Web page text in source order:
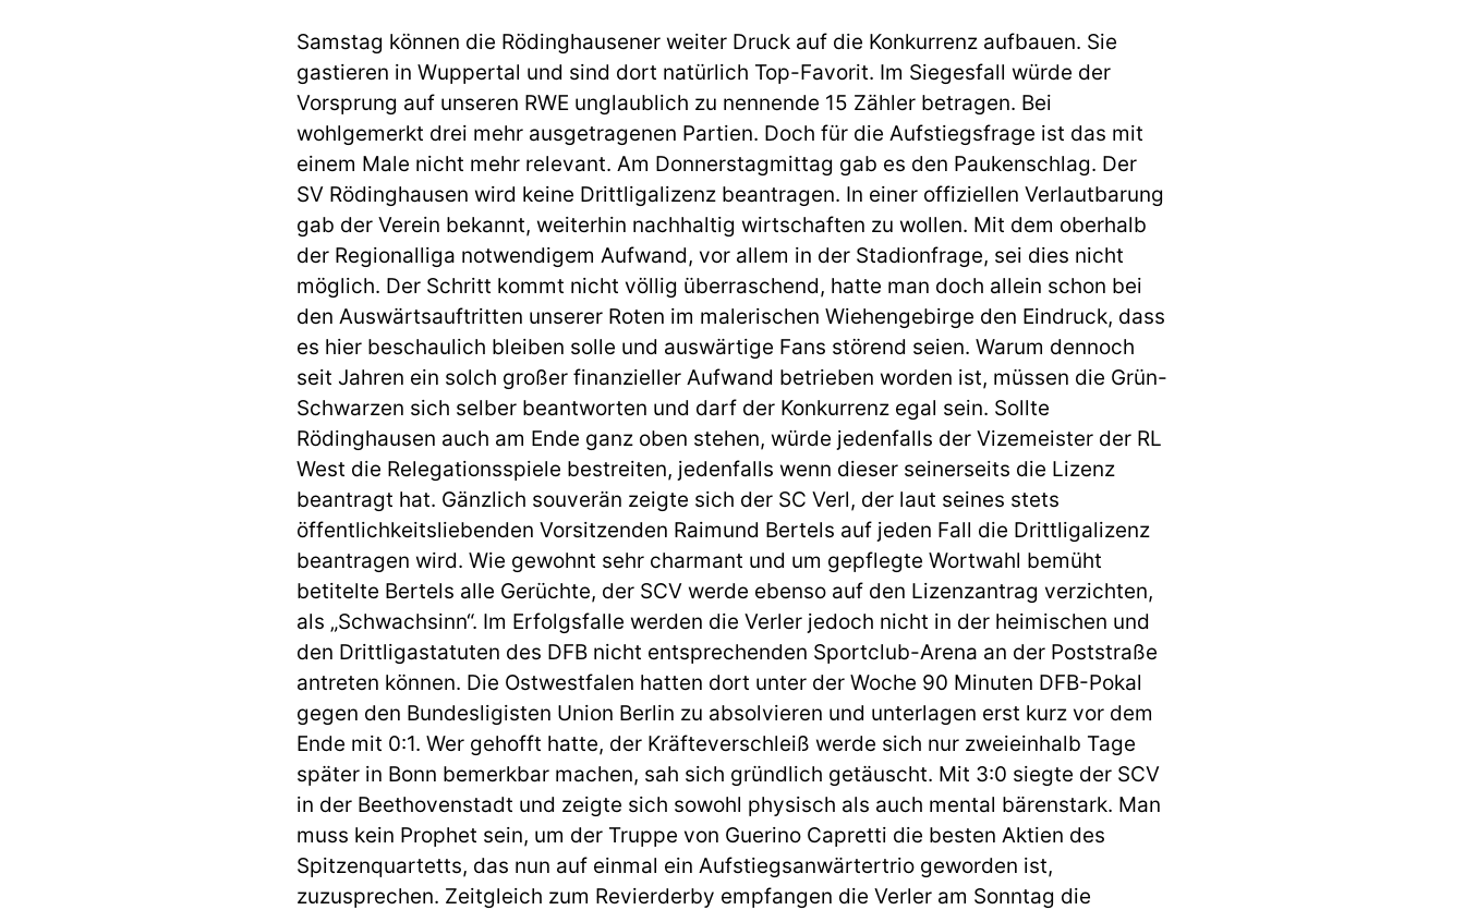
Samstag können die Rödinghausener weiter Druck auf die Konkurrenz aufbauen. Sie
gastieren in Wuppertal und sind dort natürlich Top-Favorit. Im Siegesfall würde der
Vorsprung auf unseren RWE unglaublich zu nennende 15 Zähler betragen. Bei
wohlgemerkt drei mehr ausgetragenen Partien. Doch für die Aufstiegsfrage ist das mit
einem Male nicht mehr relevant. Am Donnerstagmittag gab es den Paukenschlag. Der
SV Rödinghausen wird keine Drittligalizenz beantragen. In einer offiziellen Verlautbarung
gab der Verein bekannt, weiterhin nachhaltig wirtschaften zu wollen. Mit dem oberhalb
der Regionalliga notwendigem Aufwand, vor allem in der Stadionfrage, sei dies nicht
möglich. Der Schritt kommt nicht völlig überraschend, hatte man doch allein schon bei
den Auswärtsauftritten unserer Roten im malerischen Wiehengebirge den Eindruck, dass
es hier beschaulich bleiben solle und auswärtige Fans störend seien. Warum dennoch
seit Jahren ein solch großer finanzieller Aufwand betrieben worden ist, müssen die Grün-
Schwarzen sich selber beantworten und darf der Konkurrenz egal sein. Sollte
Rödinghausen auch am Ende ganz oben stehen, würde jedenfalls der Vizemeister der RL
West die Relegationsspiele bestreiten, jedenfalls wenn dieser seinerseits die Lizenz
beantragt hat. Gänzlich souverän zeigte sich der SC Verl, der laut seines stets
öffentlichkeitsliebenden Vorsitzenden Raimund Bertels auf jeden Fall die Drittligalizenz
beantragen wird. Wie gewohnt sehr charmant und um gepflegte Wortwahl bemüht
betitelte Bertels alle Gerüchte, der SCV werde ebenso auf den Lizenzantrag verzichten,
als „Schwachsinn“. Im Erfolgsfalle werden die Verler jedoch nicht in der heimischen und
den Drittligastatuten des DFB nicht entsprechenden Sportclub-Arena an der Poststraße
antreten können. Die Ostwestfalen hatten dort unter der Woche 90 Minuten DFB-Pokal
gegen den Bundesligisten Union Berlin zu absolvieren und unterlagen erst kurz vor dem
Ende mit 0:1. Wer gehofft hatte, der Kräfteverschleiß werde sich nur zweieinhalb Tage
später in Bonn bemerkbar machen, sah sich gründlich getäuscht. Mit 3:0 siegte der SCV
in der Beethovenstadt und zeigte sich sowohl physisch als auch mental bärenstark. Man
muss kein Prophet sein, um der Truppe von Guerino Capretti die besten Aktien des
Spitzenquartetts, das nun auf einmal ein Aufstiegsanwärtertrio geworden ist,
zuzusprechen. Zeitgleich zum Revierderby empfangen die Verler am Sonntag die